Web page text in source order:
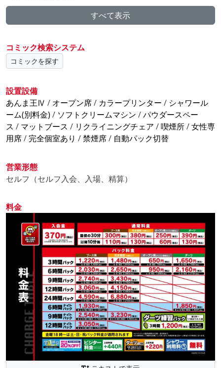
※7/31(金)18時～、ダーツ完全個室シャワーの料金改
シャワー無料はじめます!!
ます!
学生割引20%OFF始動!!
【学生限定 席料20%OFF!】
自遊空間で最強の学割 はじまる! 平日も土日も、いつ
1)会員証を準備
2)学生証を準備
※web予約は対象外です。
予約サイトクーポン配布中!♪
自遊空間の予約サイトを始めてご利用されるお客様限
🎟 クーポンコード「r7b9」
➡ 100円割引実施中!
有効期間:2026年8月1日～8月31日
スマホ1台で簡単予約そのまま入店OK!
※初回利用のお客様限定
※他クーポン割引との併用不可
今なら8月31日までに6時間以上で予約利用したら次回
使用できる200円分の割引券が届きます!(割引券は予約
すべて表示
コミック検索システム
コミックを探す
設置設備
あんま王Ⅳ / オープン席/ カラープリンター / シャワール
ーム(別料金) / ソフトクリームマシン /パウダースペー
ス / マットブース / リクライニングチェア /喫煙所/女性専
用席/ 完全個室あり /禁煙席/ 自動パック切替
営業形態
セルフ（セルフ入会、入場、精算）
料金